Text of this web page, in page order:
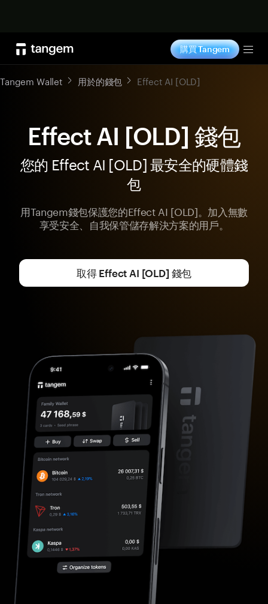
購買 Tangem
Tangem Wallet 用於的錢包 Effect AI [OLD]
Effect AI [OLD] 錢包
您的 Effect AI [OLD] 最安全的硬體錢
包
用Tangem錢包保護您的Effect AI [OLD]。加入無數
享受安全、自我保管儲存解決方案的用戶。
取得 Effect AI [OLD] 錢包